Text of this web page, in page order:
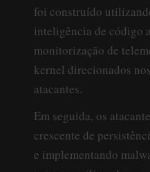
foi construído
inteligência de código
monitorização de
kernel direcionados
atacantes.
Em seguida, os
crescente de
e implementando